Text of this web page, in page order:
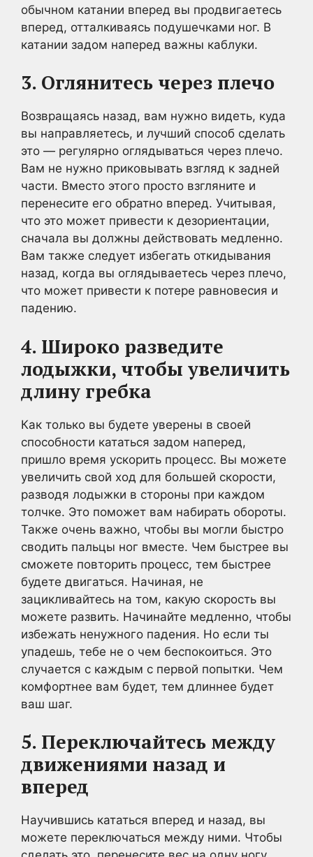
обычном катании вперед вы продвигаетесь
вперед, отталкиваясь подушечками ног. В
катании задом наперед важны каблуки.
3. Оглянитесь через плечо
Возвращаясь назад, вам нужно видеть, куда
вы направляетесь, и лучший способ сделать
это — регулярно оглядываться через плечо.
Вам не нужно приковывать взгляд к задней
части. Вместо этого просто взгляните и
перенесите его обратно вперед. Учитывая,
что это может привести к дезориентации,
сначала вы должны действовать медленно.
Вам также следует избегать откидывания
назад, когда вы оглядываетесь через плечо,
что может привести к потере равновесия и
падению.
4. Широко разведите
лодыжки, чтобы увеличить
длину гребка
Как только вы будете уверены в своей
способности кататься задом наперед,
пришло время ускорить процесс. Вы можете
увеличить свой ход для большей скорости,
разводя лодыжки в стороны при каждом
толчке. Это поможет вам набирать обороты.
Также очень важно, чтобы вы могли быстро
сводить пальцы ног вместе. Чем быстрее вы
сможете повторить процесс, тем быстрее
будете двигаться. Начиная, не
зацикливайтесь на том, какую скорость вы
можете развить. Начинайте медленно, чтобы
избежать ненужного падения. Но если ты
упадешь, тебе не о чем беспокоиться. Это
случается с каждым с первой попытки. Чем
комфортнее вам будет, тем длиннее будет
ваш шаг.
5. Переключайтесь между
движениями назад и
вперед
Научившись кататься вперед и назад, вы
можете переключаться между ними. Чтобы